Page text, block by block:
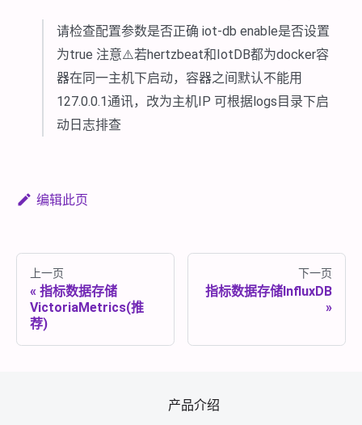
请检查配置参数是否正确 iot-db enable是否设置
为true 注意⚠️若hertzbeat和IotDB都为docker容
器在同一主机下启动，容器之间默认不能用
127.0.0.1通讯，改为主机IP 可根据logs目录下启
动日志排查
编辑此页
上一页
指标数据存储
VictoriaMetrics(推
荐)
下一页
指标数据存储InfluxDB
产品介绍